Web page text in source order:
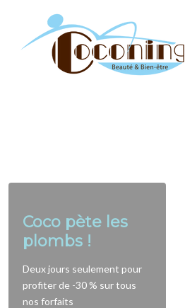
Coco pète les
plombs !
Deux jours seulement pour
profiter de -30 % sur tous
nos forfaits